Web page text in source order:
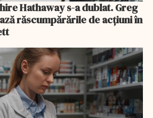
Hathaway s-a dublat. Greg
răscumpărările de acțiuni în